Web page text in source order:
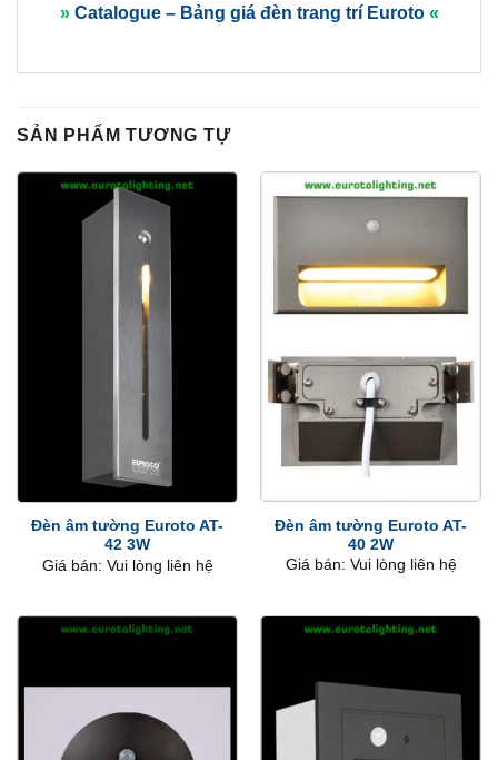
» Catalogue – Bảng giá đèn trang trí Euroto «
SẢN PHẨM TƯƠNG TỰ
Đèn âm tường Euroto AT-
42 3W
Giá bán: Vui lòng liên hệ
Đèn âm tường Euroto AT-
40 2W
Giá bán: Vui lòng liên hệ